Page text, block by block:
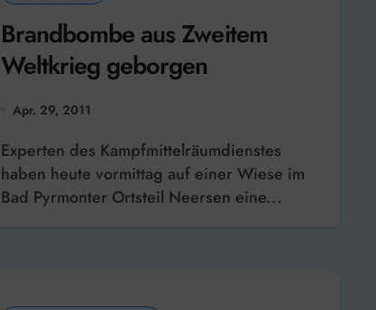
Brandbombe aus Zweitem
Weltkrieg geborgen
Apr. 29, 2011
Experten des Kampfmittelräumdienstes
haben heute vormittag auf einer Wiese im
Bad Pyrmonter Ortsteil Neersen eine...